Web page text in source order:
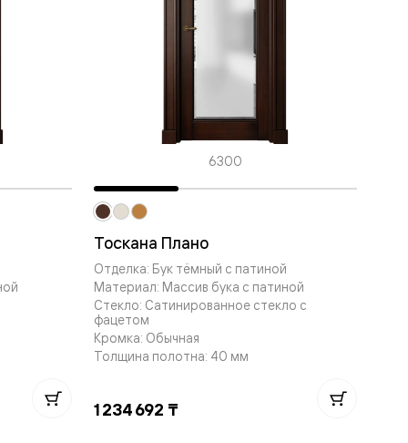
6300
Тоскана Плано
Отделка: Бук тёмный с патиной
Материал: Массив бука с патиной
Стекло: Сатинированное стекло с
фацетом
Кромка: Обычная
Толщина полотна: 40 мм
1 234 692 ₸